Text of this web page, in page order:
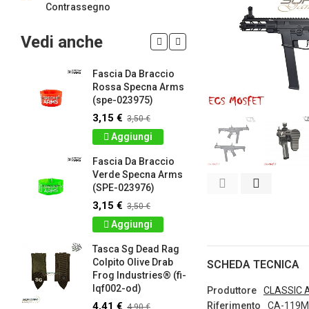
SCHEDA TECNICA
Produttore
CLASSIC
Riferimento
CA-119M
Contrassegno
Vedi anche
Fascia Da Braccio
Rossa Specna Arms
(spe-023975)
3,15 € 3,50 €
Aggiungi
Fascia Da Braccio
Verde Specna Arms
(SPE-023976)
3,15 € 3,50 €
Aggiungi
Tasca Sg Dead Rag
Colpito Olive Drab
Frog Industries® (fi-
lqf002-od)
4,41 €
LIMITED
patch
4,50 €
Dettagli
d.c.